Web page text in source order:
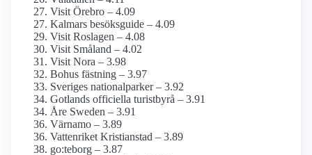
Visit Örebro – 4.09
Kalmars besöksguide – 4.09
Visit Roslagen – 4.08
Visit Småland – 4.02
Visit Nora – 3.98
Bohus fästning – 3.97
Sveriges nationalparker – 3.92
Gotlands officiella turistbyrå – 3.91
Åre Sweden – 3.91
Värnamo – 3.89
Vattenriket Kristianstad – 3.89
go:teborg – 3.87